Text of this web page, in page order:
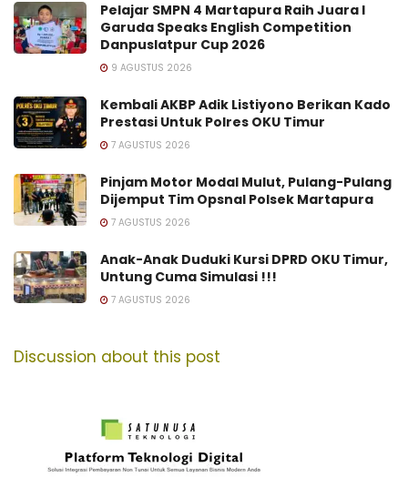
Pelajar SMPN 4 Martapura Raih Juara I
Garuda Speaks English Competition
Danpuslatpur Cup 2026
9 AGUSTUS 2026
Kembali AKBP Adik Listiyono Berikan Kado
Prestasi Untuk Polres OKU Timur
7 AGUSTUS 2026
Pinjam Motor Modal Mulut, Pulang-Pulang
Dijemput Tim Opsnal Polsek Martapura
7 AGUSTUS 2026
Anak-Anak Duduki Kursi DPRD OKU Timur,
Untung Cuma Simulasi !!!
7 AGUSTUS 2026
Discussion about this post